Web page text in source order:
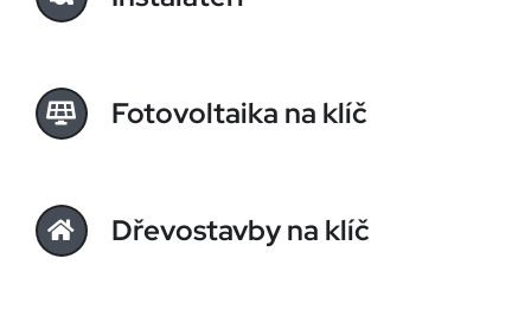
Fotovoltaika na klíč
Dřevostavby na klíč